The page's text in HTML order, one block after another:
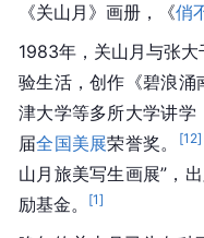
《关山月》画册，《俏
1983年，关山月与张大
验生活，创作《碧浪涌
津大学等多所大学讲学
届全国美展荣誉奖。 [12]
山月旅美写生画展”，
励基金。
[1]